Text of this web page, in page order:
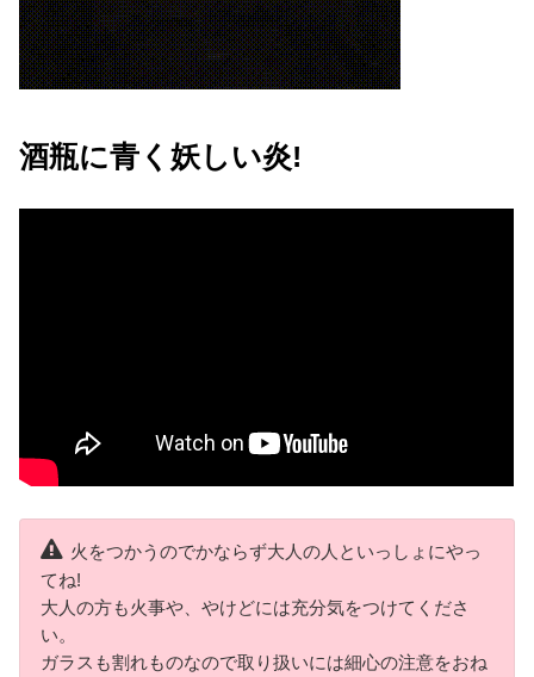
酒瓶に青く妖しい炎!
火をつかうのでかならず大人の人といっしょにやっ
てね!
大人の方も火事や、やけどには充分気をつけてくださ
い。
ガラスも割れものなので取り扱いには細心の注意をおね